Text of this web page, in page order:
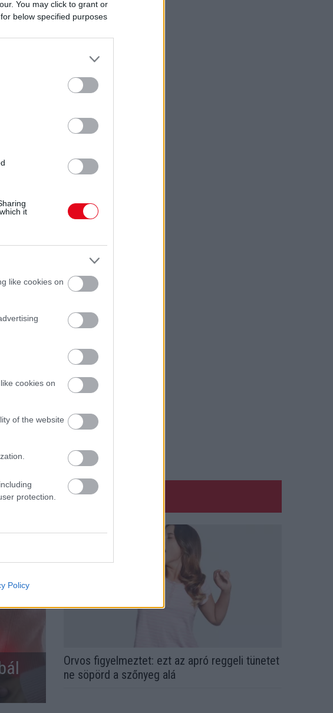
You may click to grant or
below specified purposes
it
like cookies on
cookies on
of the website
protection.
Policy
és
Orvos figyelmeztet: ezt az apró reggeli tünetet
ne söpörd a szőnyeg alá